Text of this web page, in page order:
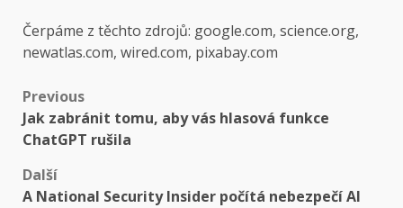
Čerpáme z těchto zdrojů: google.com, science.org,
newatlas.com, wired.com, pixabay.com
Post
navigation
Previous
Jak zabránit tomu, aby vás hlasová funkce
ChatGPT rušila
Další
A National Security Insider počítá nebezpečí AI